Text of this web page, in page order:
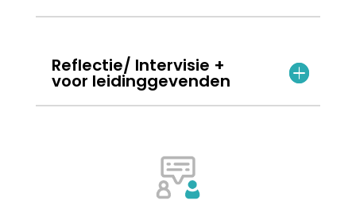
Reflectie/ Intervisie +
voor leidinggevenden